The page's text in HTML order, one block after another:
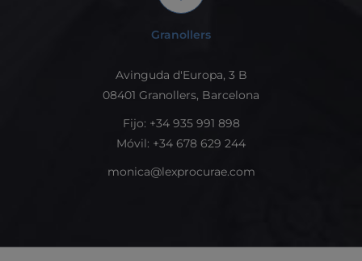
Granollers
Avinguda d'Europa, 3 B
08401 Granollers, Barcelona
Fijo: +34 935 991 898
Móvil: +34 678 629 244
monica@lexprocurae.com